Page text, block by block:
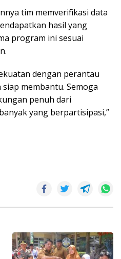
tim memverifikasi data
hasil yang
program ini sesuai
dengan perantau
membantu. Semoga
penuh dari
yang berpartisipasi,”